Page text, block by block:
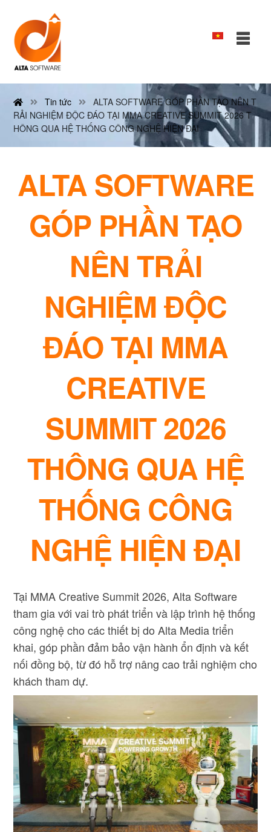
Tin tức
ALTA SOFTWARE GÓP PHẦN TẠO NÊN T
RẢI NGHIỆM ĐỘC ĐÁO TẠI MMA CREATIVE SUMMIT 2026 T
HÔNG QUA HỆ THỐNG CÔNG NGHỆ HIỆN ĐẠI
ALTA SOFTWARE
GÓP PHẦN TẠO
NÊN TRẢI
NGHIỆM ĐỘC
ĐÁO TẠI MMA
CREATIVE
SUMMIT 2026
THÔNG QUA HỆ
THỐNG CÔNG
NGHỆ HIỆN ĐẠI
Tại MMA Creative Summit 2026, Alta Software
tham gia với vai trò phát triển và lập trình hệ thống
công nghệ cho các thiết bị do Alta Media triển
khai, góp phần đảm bảo vận hành ổn định và kết
nối đồng bộ, từ đó hỗ trợ nâng cao trải nghiệm cho
khách tham dự.